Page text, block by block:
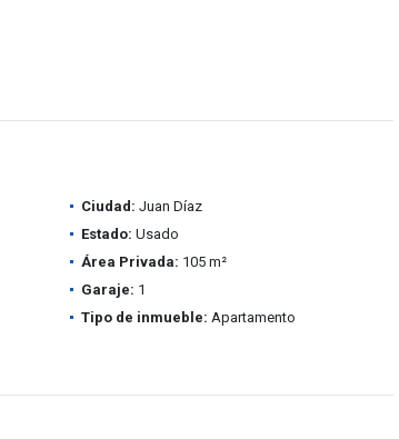
Ciudad: Juan Díaz
Estado: Usado
Área Privada: 105 m²
Garaje: 1
Tipo de inmueble: Apartamento